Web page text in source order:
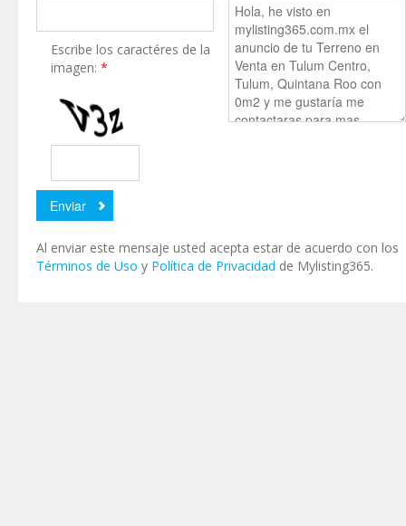
Escribe los caractéres de la
imagen:*
Al enviar este mensaje usted acepta estar de acuerdo con los
Términos de Uso y Política de Privacidad de Mylisting365.